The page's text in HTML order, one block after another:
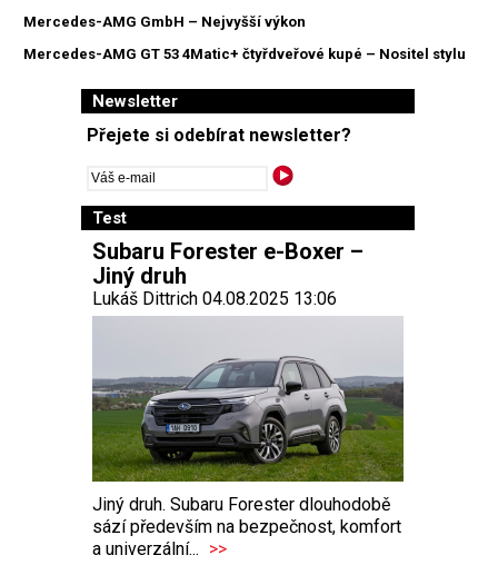
Mercedes-AMG GmbH – Nejvyšší výkon
Mercedes-AMG GT 53 4Matic+ čtyřdveřové kupé – Nositel stylu
Newsletter
Přejete si odebírat newsletter?
Test
Subaru Forester e-Boxer –
Jiný druh
Lukáš Dittrich 04.08.2025 13:06
Jiný druh. Subaru Forester dlouhodobě
sází především na bezpečnost, komfort
a univerzální... >>